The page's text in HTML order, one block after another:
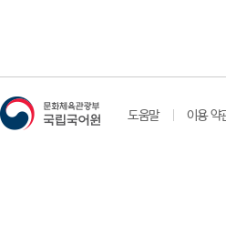
도움말 이용 약